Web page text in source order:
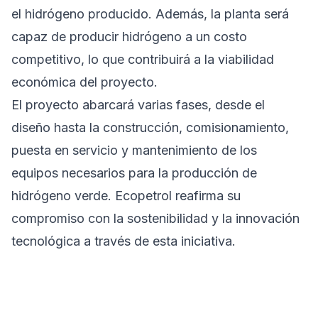
el hidrógeno producido. Además, la planta será
capaz de producir hidrógeno a un costo
competitivo, lo que contribuirá a la viabilidad
económica del proyecto.
El proyecto abarcará varias fases, desde el
diseño hasta la construcción, comisionamiento,
puesta en servicio y mantenimiento de los
equipos necesarios para la producción de
hidrógeno verde. Ecopetrol reafirma su
compromiso con la sostenibilidad y la innovación
tecnológica a través de esta iniciativa.